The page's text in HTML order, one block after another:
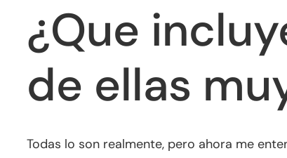
¿Que
de ellas
Todas lo son realmente, pero ahora me